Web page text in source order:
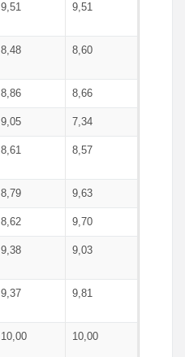
9,51 9,51
8,48 8,60
8,86 8,66
9,05 7,34
8,61 8,57
8,79 9,63
8,62 9,70
9,38 9,03
9,37 9,81
10,00 10,00